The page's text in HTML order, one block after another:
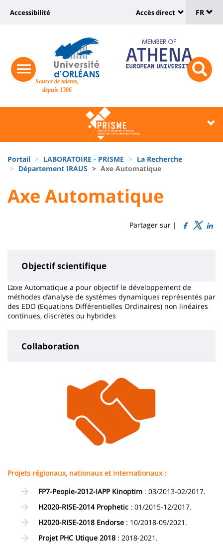
Site
Source de talents,
depuis 1306
Recherche
responsive
menu
button
Université
vers
page
accessibilité
Accessibilité
:
Shortcut
links
Accès direct
de
FR
Block
liste
composantes
d'Ariane
Portail LABORATOIRE - PRISME
La Recherche
Département IRAUS
Axe Automatique
University
University
Titre
Axe Automatique
Partager sur |
Objectif scientifique
L’axe Automatique a pour objectif le développement de
méthodes d’analyse de systèmes dynamiques représentés par
des EDO (Equations Différentielles Ordinaires) non linéaires
continues, discrètes ou hybrides
Collaboration
Projets régionaux, nationaux et internationaux :
FP7-People-2012-IAPP Kinoptim : 03/2013-02/2017.
H2020-RISE-2014 Prophetic : 01/2015-12/2017.
H2020-RISE-2018 Endorse : 10/2018-09/2021.
Projet PHC Utique 2018 : 2018-2021.